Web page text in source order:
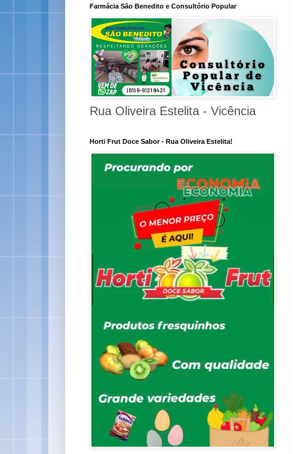
Farmácia São Benedito e Consultório Popular
Rua Oliveira Estelita - Vicência
Horti Frut Doce Sabor - Rua Oliveira Estelita!